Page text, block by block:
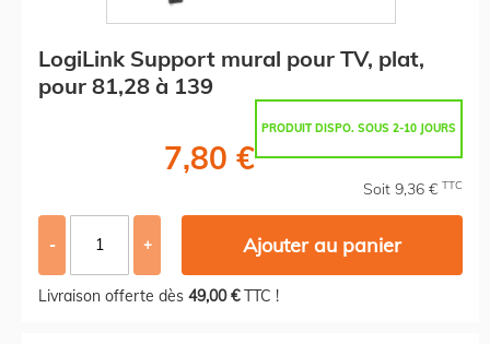
LogiLink Support mural pour TV, plat,
pour 81,28 à 139
PRODUIT DISPO. SOUS 2-10 JOURS
7,80 €
Soit 9,36 € TTC
- + Ajouter au panier
Livraison offerte dès 49,00 €TTC !